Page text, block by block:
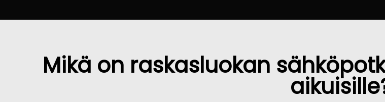
Mikä on raskasluokan